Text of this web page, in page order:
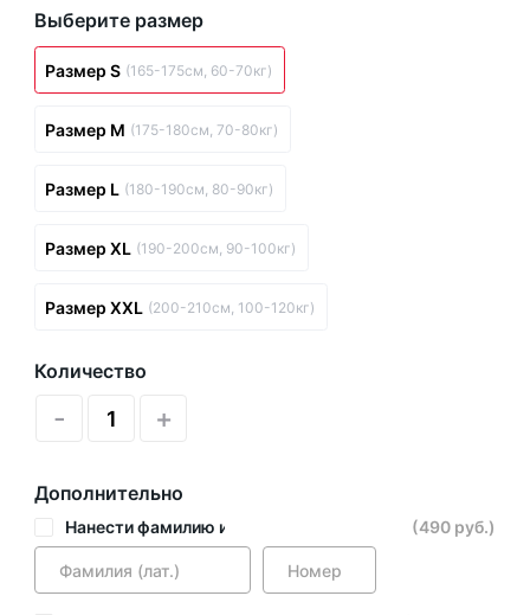
Выберите размер
Размер S (165-175см, 60-70кг)
Размер M (175-180см, 70-80кг)
Размер L (180-190см, 80-90кг)
Размер XL (190-200см, 90-100кг)
Размер XXL (200-210см, 100-120кг)
Количество
- +
Дополнительно
Нанести фамилию и номер (490 руб.)